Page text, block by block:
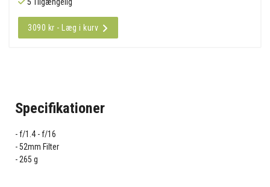
3090 kr - Læg i kurv
Specifikationer
f/1.4 - f/16
52mm Filter
265 g